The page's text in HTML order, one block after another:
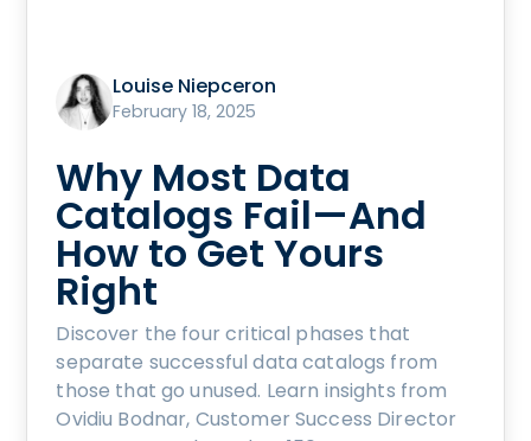
Louise Niepceron
February 18, 2025
Why Most Data
Catalogs Fail—And
How to Get Yours
Right
Discover the four critical phases that
separate successful data catalogs from
those that go unused. Learn insights from
Ovidiu Bodnar, Customer Success Director